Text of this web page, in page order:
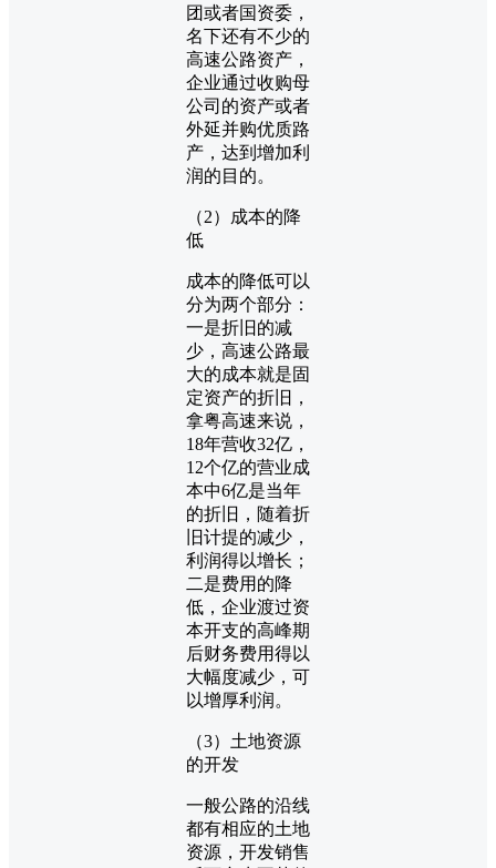
团或者国资委，
名下还有不少的
高速公路资产，
企业通过收购母
公司的资产或者
外延并购优质路
产，达到增加利
润的目的。
（2）成本的降
低
成本的降低可以
分为两个部分：
一是折旧的减
少，高速公路最
大的成本就是固
定资产的折旧，
拿粤高速来说，
18年营收32亿，
12个亿的营业成
本中6亿是当年
的折旧，随着折
旧计提的减少，
利润得以增长；
二是费用的降
低，企业渡过资
本开支的高峰期
后财务费用得以
大幅度减少，可
以增厚利润。
（3）土地资源
的开发
一般公路的沿线
都有相应的土地
资源，开发销售